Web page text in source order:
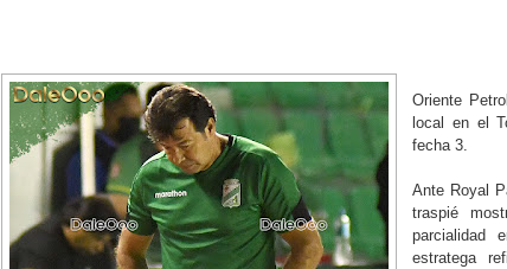
Oriente
local en el
fecha 3.
Ante Royal
traspié
parcialidad
estratega